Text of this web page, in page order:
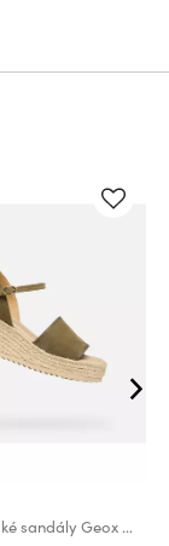
Khaki dámské sandály Geox Alemeria